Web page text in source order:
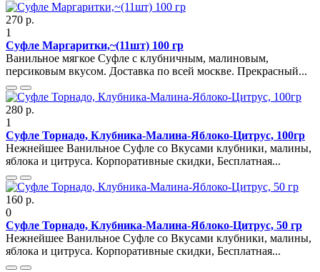
270 р.
1
Суфле Маргаритки,~(11шт) 100 гр
Ванильное мягкое Суфле с клубничным, малиновым,
персиковым вкусом. Доставка по всей москве. Прекрасный...
280 р.
1
Суфле Торнадо, Клубника-Малина-Яблоко-Цитрус, 100гр
Нежнейшее Ванильное Суфле со Вкусами клубники, малины,
яблока и цитруса. Корпоративные скидки, Бесплатная...
160 р.
0
Суфле Торнадо, Клубника-Малина-Яблоко-Цитрус, 50 гр
Нежнейшее Ванильное Суфле со Вкусами клубники, малины,
яблока и цитруса. Корпоративные скидки, Бесплатная...